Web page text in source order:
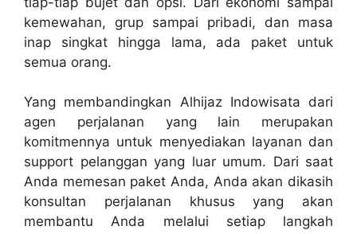
kemewahan, grup sampai pribadi, dan masa
inap singkat hingga lama, ada paket untuk
semua orang.
Yang membandingkan Alhijaz Indowisata dari
agen perjalanan yang lain merupakan
komitmennya untuk menyediakan layanan dan
support pelanggan yang luar umum. Dari saat
Anda memesan paket Anda, Anda akan dikasih
konsultan perjalanan khusus yang akan
membantu Anda melalui setiap langkah